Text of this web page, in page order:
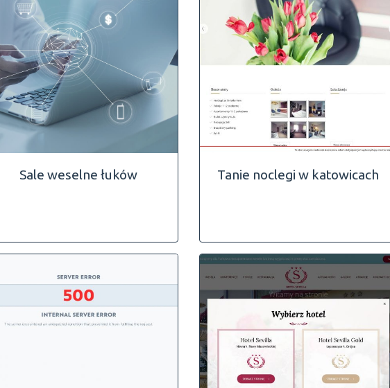
Sale weselne łuków Tanie noclegi w katowicach